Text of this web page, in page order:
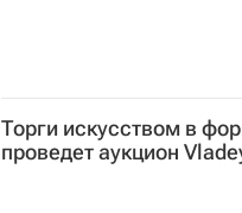
Торги искусством в
проведет аукцион